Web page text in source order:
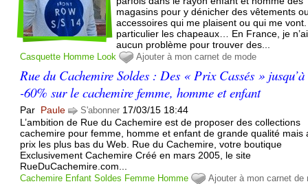
magasins pour y dénicher des vêtements
accessoires qui me plaisent ou qui me
particulier les chapeaux… En France, je n’ai
aucun problème pour trouver des...
Casquette Homme Look Ajouter à mon carnet de mode
Rue du Cachemire Soldes : Des « Prix Cassés » jusqu’à
-60% sur le cachemire femme, homme et enfant
Par Paule S'abonner 17/03/15 18:44
L’ambition de Rue du Cachemire est de proposer des collections
cachemire pour femme, homme et enfant de grande qualité mais
prix les plus bas du Web. Rue du Cachemire, votre boutique
Exclusivement Cachemire Créé en mars 2005, le site
RueDuCachemire.com...
Cachemire Enfant Soldes Femme Homme Ajouter à mon carnet de